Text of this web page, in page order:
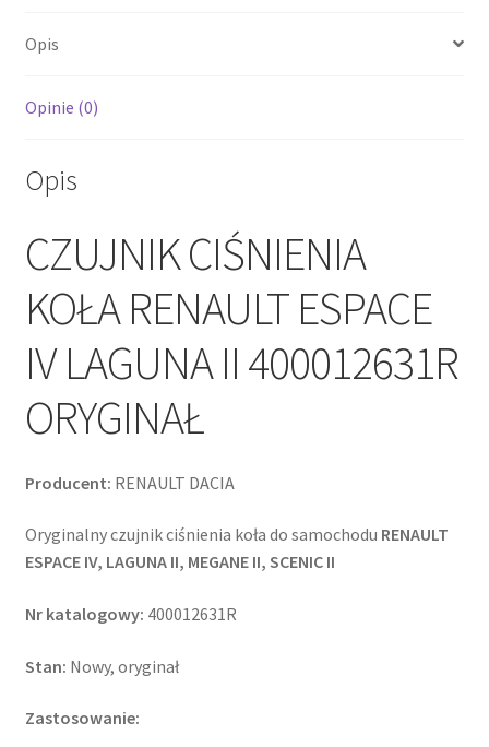
400012631R
Opis
Opinie (0)
Opis
CZUJNIK CIŚNIENIA
KOŁA RENAULT ESPACE
IV LAGUNA II 400012631R
ORYGINAŁ
Producent: RENAULT DACIA
Oryginalny czujnik ciśnienia koła do samochodu RENAULT
ESPACE IV, LAGUNA II, MEGANE II, SCENIC II
Nr katalogowy: 400012631R
Stan: Nowy, oryginał
Zastosowanie: